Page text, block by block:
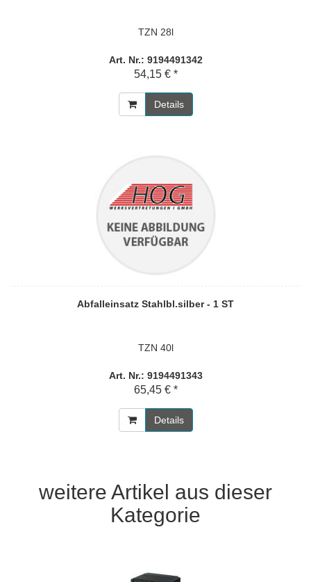
TZN 28l
Art. Nr.: 9194491342
54,15 € *
Details
Abfalleinsatz Stahlbl.silber - 1 ST
TZN 40l
Art. Nr.: 9194491343
65,45 € *
Details
weitere Artikel aus dieser
Kategorie